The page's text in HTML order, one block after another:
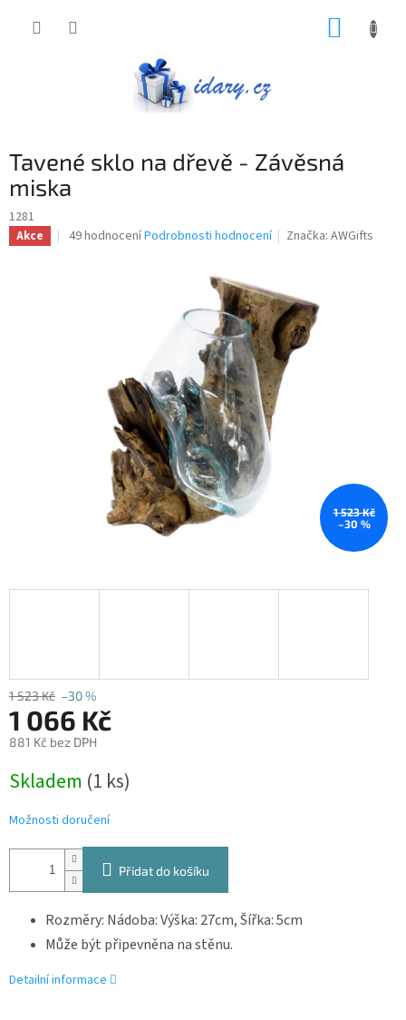
Tavené sklo na dřevě - Závěsná
miska
1281
Akce
Průměrné
49 hodnoceníPodrobnosti hodnocení Značka:AWGifts
1 523 Kč
–30 %
1 523 Kč –30 %
1 066 Kč
881 Kč bez DPH
cena:
Skladem (1 ks)
Možnosti doručení
Přidat do košíku
Rozměry: Nádoba: Výška: 27cm, Šířka: 5cm
Může být připevněna na stěnu.
Detailní informace